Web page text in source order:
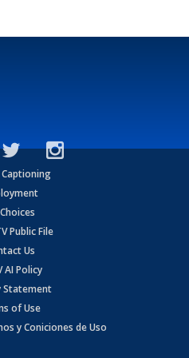
Captioning
Public File
Us
AI Policy
Statement
of Use
y Coniciones de Uso